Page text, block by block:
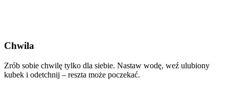
Chwila
Zrób sobie chwilę tylko dla siebie. Nastaw wodę, weź ulubiony
kubek i odetchnij – reszta może poczekać.